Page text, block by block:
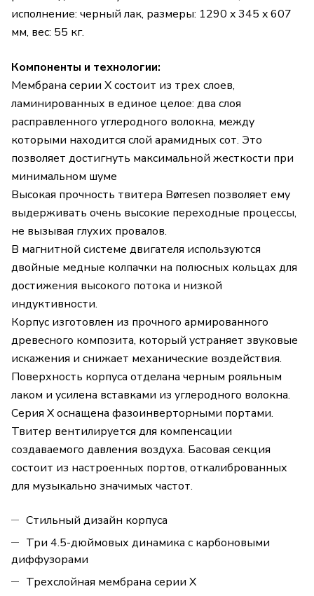
исполнение: черный лак, размеры: 1290 x 345 x 607
мм, вес: 55 кг.
Компоненты и технологии:
Мембрана серии X состоит из трех слоев,
ламинированных в единое целое: два слоя
расправленного углеродного волокна, между
которыми находится слой арамидных сот. Это
позволяет достигнуть максимальной жесткости при
минимальном шуме
Высокая прочность твитера Børresen позволяет ему
выдерживать очень высокие переходные процессы,
не вызывая глухих провалов.
В магнитной системе двигателя используются
двойные медные колпачки на полюсных кольцах для
достижения высокого потока и низкой
индуктивности.
Корпус изготовлен из прочного армированного
древесного композита, который устраняет звуковые
искажения и снижает механические воздействия.
Поверхность корпуса отделана черным рояльным
лаком и усилена вставками из углеродного волокна.
Серия X оснащена фазоинверторными портами.
Твитер вентилируется для компенсации
создаваемого давления воздуха. Басовая секция
состоит из настроенных портов, откалиброванных
для музыкально значимых частот.
Стильный дизайн корпуса
Три 4.5-дюймовых динамика с карбоновыми
диффузорами
Трехслойная мембрана серии X